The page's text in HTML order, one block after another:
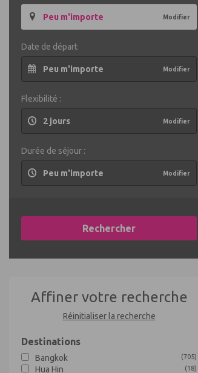
Peu m'importe Modifier
Date de départ
Peu m'importe Modifier
Flexibilité :
2 jours Modifier
Durée de séjour :
Peu m'importe Modifier
Rechercher
Affiner votre recherche
Réinitialiser la recherche
Destinations
Bangkok (705)
Hua Hin (18)